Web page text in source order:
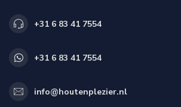
+31 6 83 41 7554
+31 6 83 41 7554
info@houtenplezier.nl